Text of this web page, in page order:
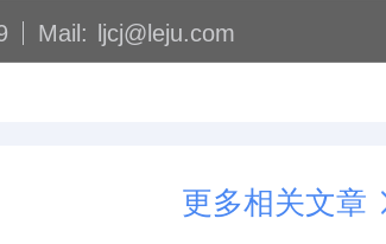
Mail: ljcj@leju.com
更多相关文章